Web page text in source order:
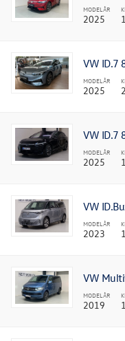
MODELÅR
2025
VW ID.7
MODELÅR
2025
VW ID.7
MODELÅR
2025
VW
MODELÅR
2023
VW
MODELÅR
2019